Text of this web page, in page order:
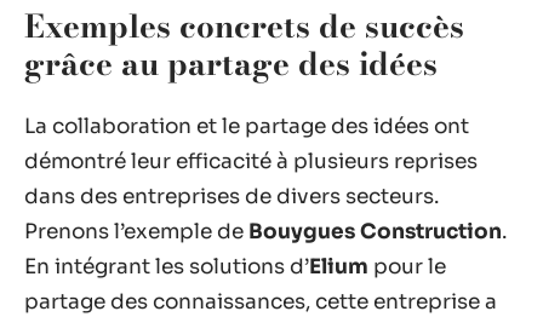
Exemples concrets de succès
grâce au partage des idées
La collaboration et le partage des idées ont
démontré leur efficacité à plusieurs reprises
dans des entreprises de divers secteurs.
Prenons l’exemple de Bouygues Construction.
En intégrant les solutions d’Elium pour le
partage des connaissances, cette entreprise a